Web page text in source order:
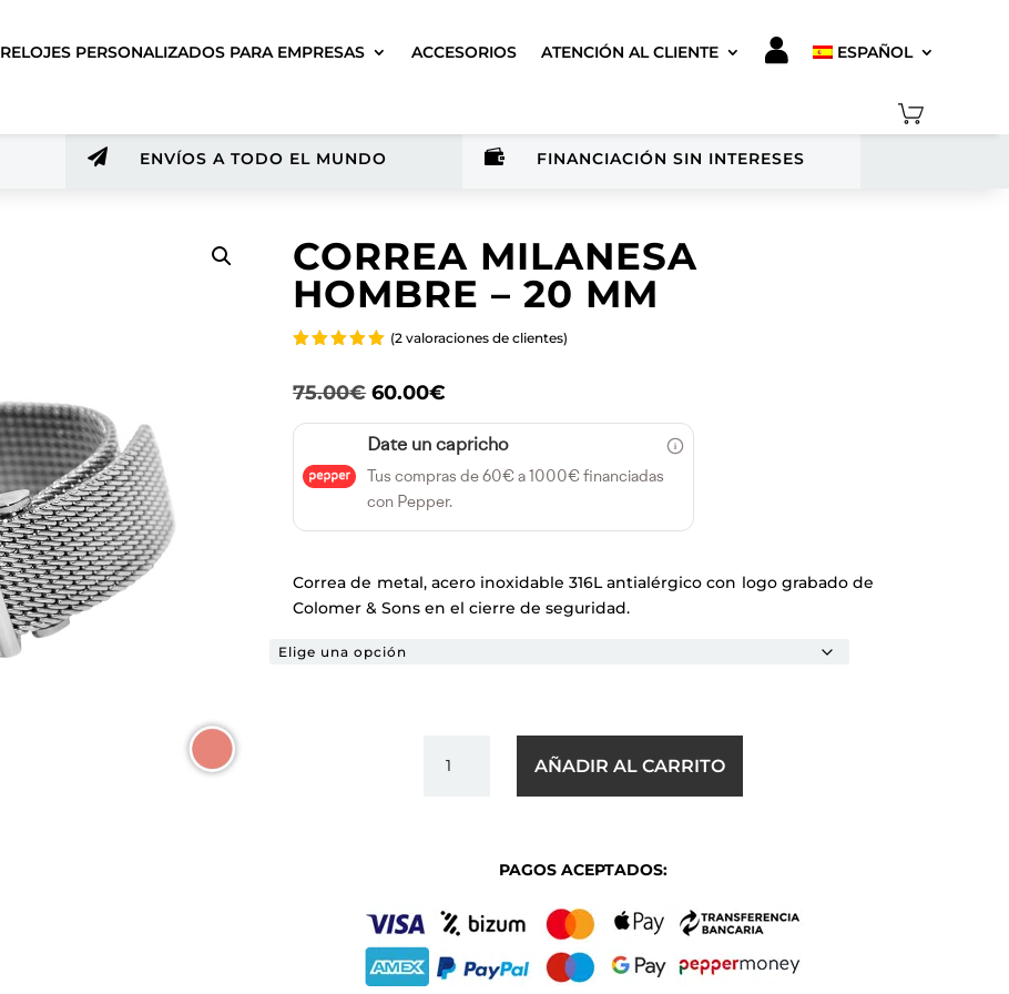
RELOJES PERSONALIZADOS PARA EMPRESAS ACCESORIOS ATENCIÓN AL CLIENTE ESPAÑOL
 ENVÍOS A TODO EL MUNDO  FINANCIACIÓN SIN INTERESES
CORREA MILANESA
HOMBRE – 20 MM
de 5 en
valoracion
clientes
(2valoraciones de clientes)
75.00€ El
precio
original
era:
75.00€.
60.00€
precio
actual
es:
60.00€.
Date un capricho
Tus compras de 60€ a 1000€ financiadas
con Pepper.
Correa de metal, acero inoxidable 316L antialérgico con logo grabado de
Colomer & Sons en el cierre de seguridad.
MILANESA
AÑADIR AL CARRITO
PAGOS ACEPTADOS: